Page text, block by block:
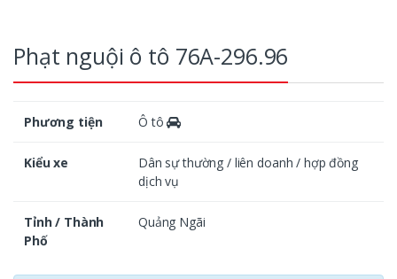
Phạt nguội ô tô 76A-296.96
Phương tiện Ô tô
Kiểu xe
Dân sự thường / liên doanh / hợp đồng
dịch vụ
Tỉnh / Thành
Phố
Quảng Ngãi